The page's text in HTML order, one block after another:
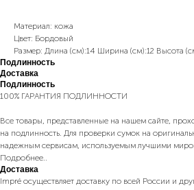
Материал: кожа
Цвет: Бордовый
Размер: Длина (см):14 Ширина (см):12 Высота
Подлинность
Доставка
Подлинность
100% ГАРАНТИЯ ПОДЛИННОСТИ
Все товары, представленные на нашем сайте,
на подлинность. Для проверки сумок на
надежным сервисам, используемым лучшими
Подробнее..
Доставка
Impré осуществляет доставку по всей России и